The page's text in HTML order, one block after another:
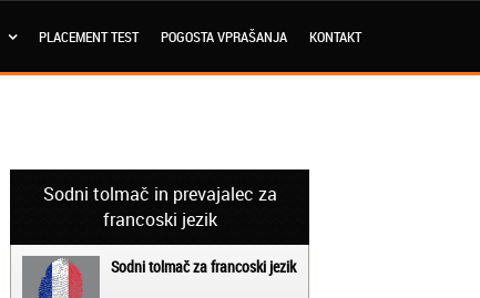
PLACEMENT TEST POGOSTA VPRAŠANJA KONTAKT
Sodni tolmač in prevajalec za
francoski jezik
Sodni tolmač za francoski jezik